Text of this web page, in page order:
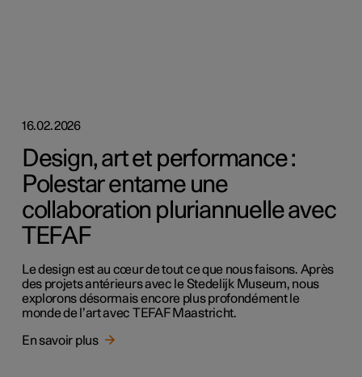
16.02.2026
Design, art et performance :
Polestar entame une
collaboration pluriannuelle avec
TEFAF
Le design est au cœur de tout ce que nous faisons. Après
des projets antérieurs avec le Stedelijk Museum, nous
explorons désormais encore plus profondément le
monde de l’art avec TEFAF Maastricht.
En savoir plus